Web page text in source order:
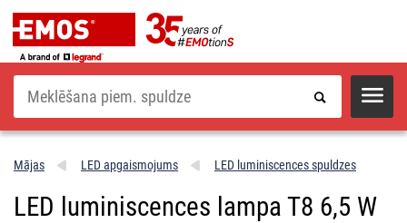
Meklēšana
Mājas LED apgaismojums LED luminiscences spuldzes
LED luminiscences lampa T8 6,5 W